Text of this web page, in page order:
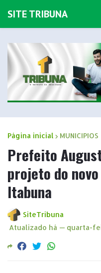
SITE TRIBUNA
Página inicial MUNICIPIOS
Prefeito
projeto do
Itabuna
SiteTribuna
Atualizado há — quarta-